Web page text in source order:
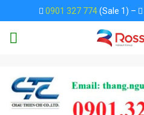
to
content
0901 327 774(Sale 1) –